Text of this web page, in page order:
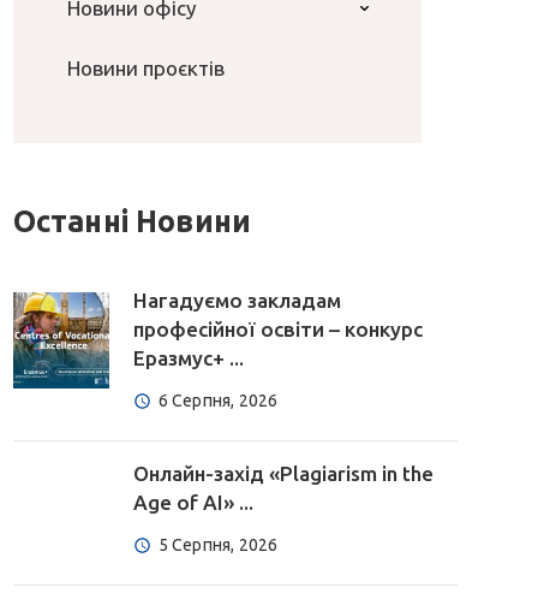
Новини офісу
Новини проєктів
Останні Новини
Нагадуємо закладам
професійної освіти – конкурс
Еразмус+ ...
6 Серпня, 2026
Онлайн-захід «Plagiarism in the
Age of AI» ...
5 Серпня, 2026